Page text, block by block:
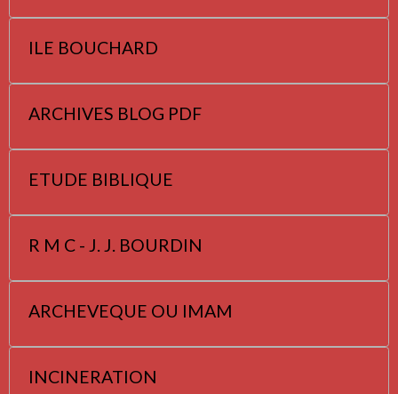
ILE BOUCHARD
ARCHIVES BLOG PDF
ETUDE BIBLIQUE
R M C - J. J. BOURDIN
ARCHEVEQUE OU IMAM
INCINERATION